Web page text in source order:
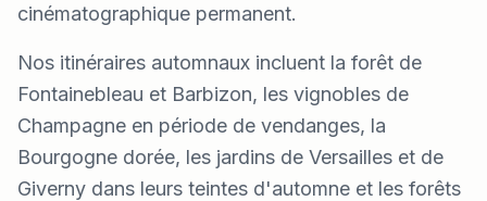
cinématographique permanent.
Nos itinéraires automnaux incluent la forêt de
Fontainebleau et Barbizon, les vignobles de
Champagne en période de vendanges, la
Bourgogne dorée, les jardins de Versailles et de
Giverny dans leurs teintes d'automne et les forêts